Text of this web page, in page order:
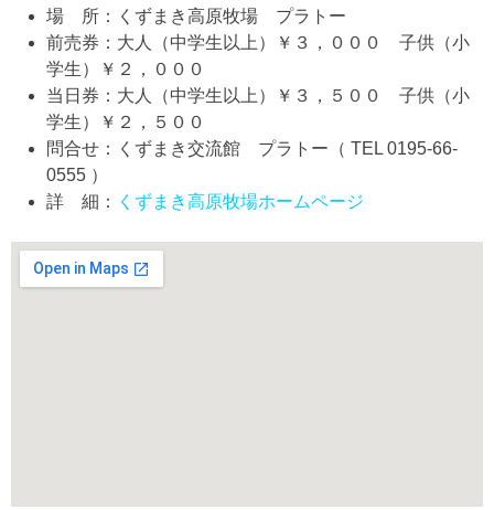
場 所：くずまき高原牧場 プラトー
前売券：大人（中学生以上）￥３，０００ 子供（小
学生）￥２，０００
当日券：大人（中学生以上）￥３，５００ 子供（小
学生）￥２，５００
問合せ：くずまき交流館 プラトー（ TEL 0195-66-
0555 ）
詳 細：
くずまき高原牧場ホームページ